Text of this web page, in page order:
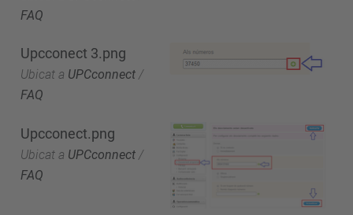
FAQ
Upcconect 3.png
Ubicat a UPCconnect /
FAQ
Upcconect.png
Ubicat a UPCconnect /
FAQ